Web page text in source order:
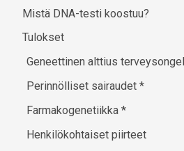
Mistä DNA-testi koostuu?
Tulokset
Geneettinen alttius
Perinnölliset sairaudet*
Farmakogenetiikka*
Henkilökohtaiset piirteet